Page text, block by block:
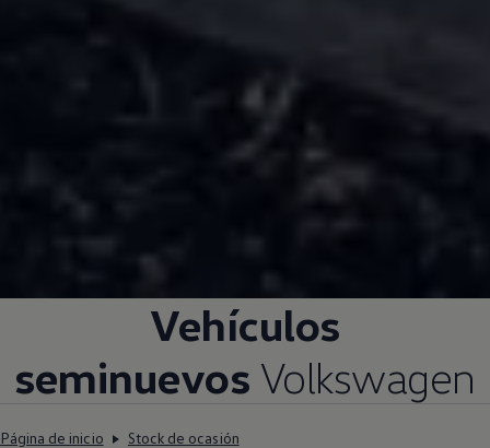
Vehículos
seminuevos Volkswagen
Página de inicio Stock de ocasión